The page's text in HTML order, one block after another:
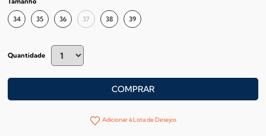
34 35 36 37 38 39
Quantidade
COMPRAR
Adicionar à Lista de Desejos